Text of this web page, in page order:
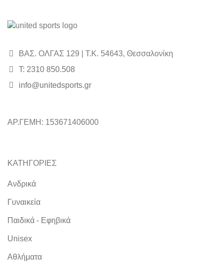
ΒΑΣ. ΟΛΓΑΣ 129 | Τ.Κ. 54643, Θεσσαλονίκη
Τ: 2310 850.508
info@unitedsports.gr
ΑΡ.ΓΕΜΗ: 153671406000
ΚΑΤΗΓΟΡΙΕΣ
Ανδρικά
Γυναικεία
Παιδικά - Εφηβικά
Unisex
Αθλήματα